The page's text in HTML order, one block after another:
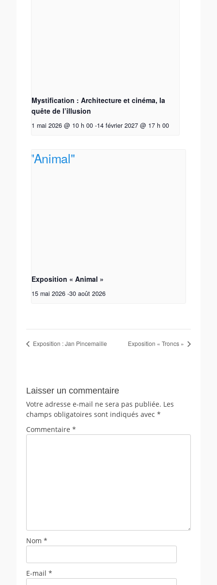
Mystification : Architecture et cinéma, la
quête de l’illusion
1 mai 2026 @ 10 h 00 -14 février 2027 @ 17 h 00
Exposition « Animal »
15 mai 2026 -30 août 2026
Exposition : Jan Pincemaille Exposition « Troncs »
Laisser un commentaire
Votre adresse e-mail ne sera pas publiée. Les
champs obligatoires sont indiqués avec *
Commentaire *
Nom *
E-mail *